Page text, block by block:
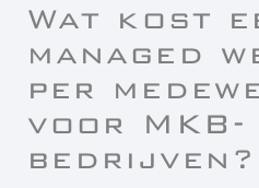
Wat kost
managed
per
voor MKB-
bedrijven?